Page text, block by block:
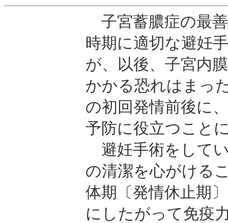
子宮蓄膿症の最
時期に適切な避妊
が、以後、子宮内
かかる恐れはまっ
の初回発情前後に
予防に役立つこと
避妊手術をして
の清潔を心がける
体期〔発情休止期
にしたがって免疫